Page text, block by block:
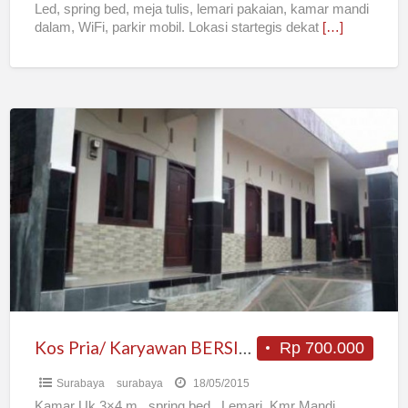
Led, spring bed, meja tulis, lemari pakaian, kamar mandi
dalam, WiFi, parkir mobil. Lokasi startegis dekat […]
Karyawan
BERSIH
NYAMAN
Rp 700.000
Kos Pria/ Karyawan BERSIH NYAMAN
Surabaya surabaya 18/05/2015